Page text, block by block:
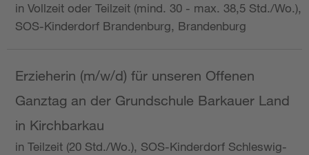
in Vollzeit oder Teilzeit (mind. 30 - max. 38,5 Std./Wo.),
SOS-Kinderdorf Brandenburg, Brandenburg
Erzieherin (m/w/d) für unseren Offenen
Ganztag an der Grundschule Barkauer Land
in Kirchbarkau
in Teilzeit (20 Std./Wo.), SOS-Kinderdorf Schleswig-